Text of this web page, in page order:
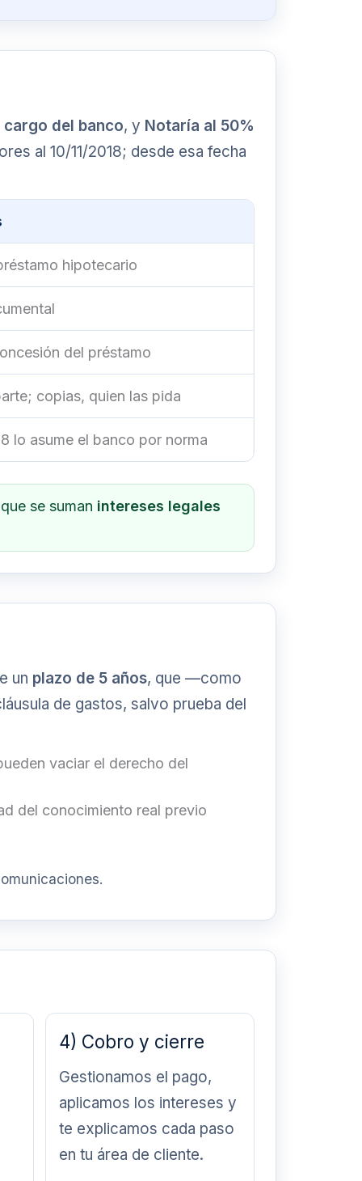
del banco, y Notaría al 50%
al 10/11/2018; desde esa fecha
hipotecario
del préstamo
copias, quien las pida
lo asume el banco por norma
se suman intereses legales
un plazo de 5 años, que —como
de gastos, salvo prueba del
vaciar el derecho del
del conocimiento real previo
4) Cobro y cierre
Gestionamos el pago,
aplicamos los intereses y
te explicamos cada paso
en tu área de cliente.